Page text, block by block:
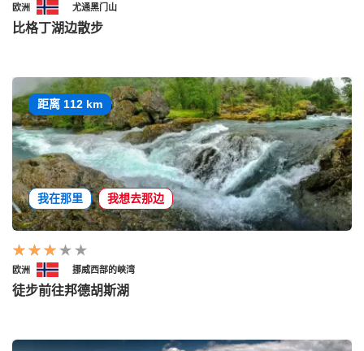
欧洲 尤通黑门山
比格丁湖边散步
距离 112 km
我在那里 我想去那边
欧洲 挪威西部的峡湾
徒步前往邦德胡斯湖